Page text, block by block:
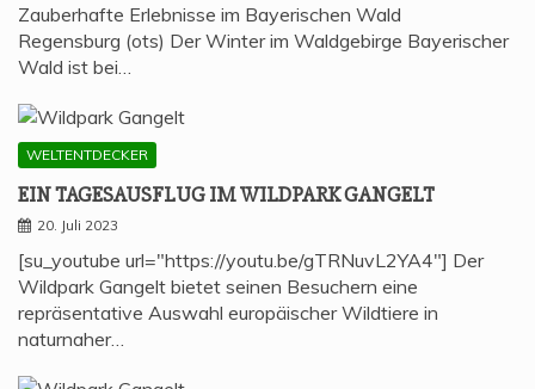
Zauberhafte Erlebnisse im Bayerischen Wald
Regensburg (ots) Der Winter im Waldgebirge Bayerischer
Wald ist bei…
WELTENTDECKER
EIN TAGES­AUS­FLUG IM WILD­PARK GANGELT
20. Juli 2023
[su_youtube url="https://youtu.be/gTRNuvL2YA4"] Der
Wildpark Gangelt bietet seinen Besuchern eine
repräsentative Auswahl europäischer Wildtiere in
naturnaher…